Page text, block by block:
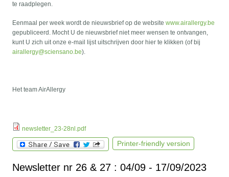
te raadplegen.
Eenmaal per week wordt de nieuwsbrief op de websitewww.airallergy.be
gepubliceerd. Mocht U de nieuwsbrief niet meer wensen te ontvangen,
kunt U zich uit onze e-mail lijst uitschrijven door hier te klikken (of bij
airallergy@sciensano.be).
Het team AirAllergy
newsletter_23-28nl.pdf
Printer-friendly version
Newsletter nr 26 & 27 : 04/09 - 17/09/2023